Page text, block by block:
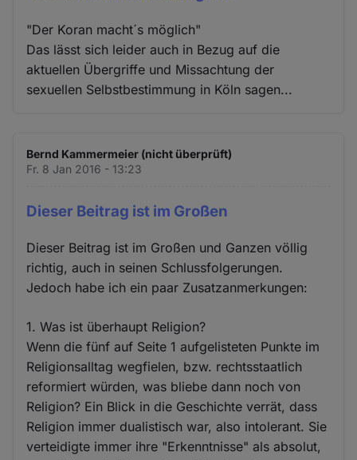
"Der Koran macht´s möglich"
Das lässt sich leider auch in Bezug auf die
aktuellen Übergriffe und Missachtung der
sexuellen Selbstbestimmung in Köln sagen...
Bernd Kammermeier (nicht überprüft)
Fr. 8 Jan 2016 - 13:23
Dieser Beitrag ist im Großen
Dieser Beitrag ist im Großen und Ganzen völlig
richtig, auch in seinen Schlussfolgerungen.
Jedoch habe ich ein paar Zusatzanmerkungen:
1. Was ist überhaupt Religion?
Wenn die fünf auf Seite 1 aufgelisteten Punkte im
Religionsalltag wegfielen, bzw. rechtsstaatlich
reformiert würden, was bliebe dann noch von
Religion? Ein Blick in die Geschichte verrät, dass
Religion immer dualistisch war, also intolerant. Sie
verteidigte immer ihre "Erkenntnisse" als absolut,